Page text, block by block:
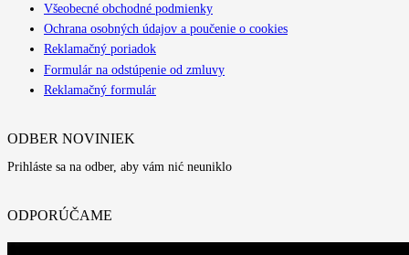
Všeobecné obchodné podmienky
Ochrana osobných údajov a poučenie o cookies
Reklamačný poriadok
Formulár na odstúpenie od zmluvy
Reklamačný formulár
ODBER NOVINIEK
Prihláste sa na odber, aby vám nić neuniklo
ODPORÚČAME